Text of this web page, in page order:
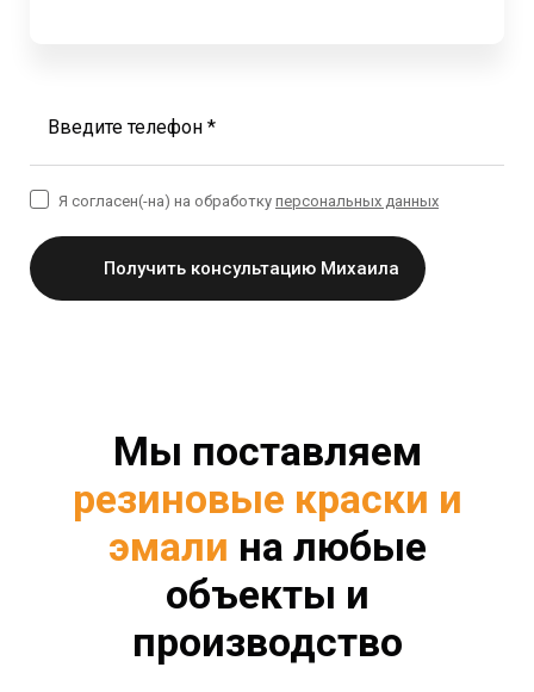
Введите телефон *
Получить консультацию Михаила
Я согласен(-на) на обработку персональных данных
Мы поставляем
резиновые краски и
эмали на любые
объекты и
производство